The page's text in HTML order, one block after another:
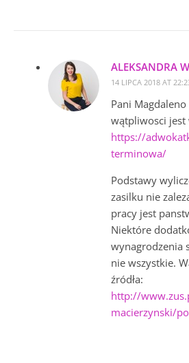
ALEKSANDRA
14 LIPCA 2018 AT
Pani
wątpliwosci
https://
terminowa/
Podstawy
zasilku nie
pracy jest
Niektóre
wynagrodzenia
nie wszystkie.
źródła:
http://
macierzynski/